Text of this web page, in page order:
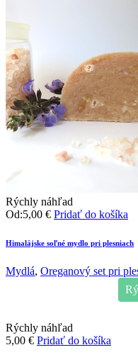
Rýchly náhľad
Od:5,00 € Pridať do košíka
Himalájske soľné mydlo pri plesniach
Mydlá, Oreganový set pri
Rýchly náhľad
5,00 € Pridať do košíka